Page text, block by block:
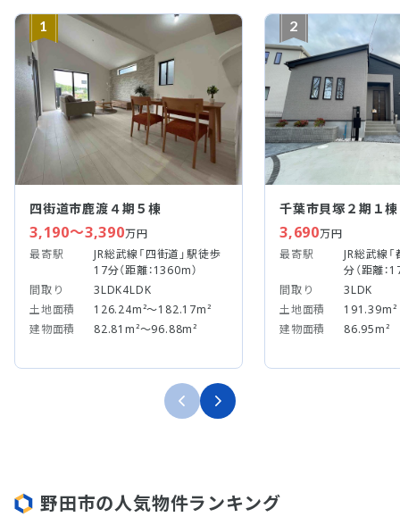
1
四街道市鹿渡４期５棟
3,190～3,390万円
最寄駅
JR総武線「四街道」駅徒歩
17分（距離：1360m）
間取り
3LDK4LDK
土地面積
126.24m²～182.17m²
建物面積
82.81m²～96.88m²
2
千葉市貝塚２期１棟
3,690万円
最寄駅
JR総武線
分（距離：
間取り
3LDK
土地面積
191.39m²
建物面積
86.95m²
野田市の人気物件ランキング